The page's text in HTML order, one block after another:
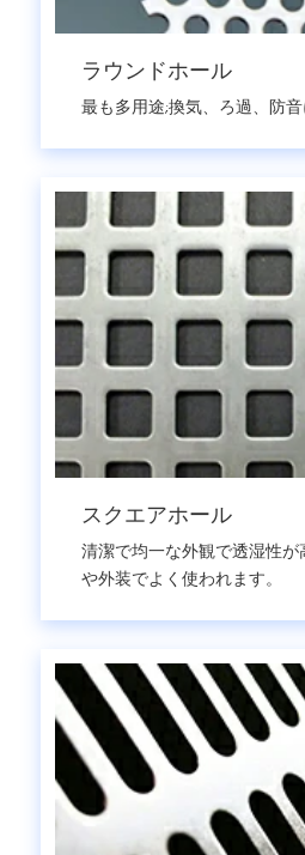
ラウンドホール
最も多用途;換気、ろ過、防音
スクエアホール
清潔で均一な外観で透湿性
や外装でよく使われます。